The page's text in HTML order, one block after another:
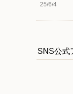
25/6/4
SNS公式